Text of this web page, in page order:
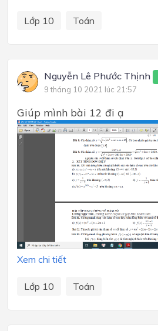
Lớp 10 Toán
Nguyễn Lê Phước Thịnh
9 tháng 10 2021 lúc 21:57
Giúp mình bài 12 đi ạ
Xem chi tiết
Lớp 10 Toán